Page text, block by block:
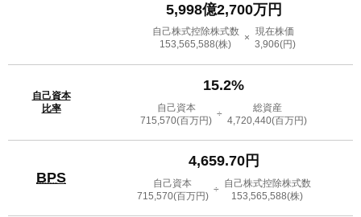
5,998億2,700万円
自己株式控除株式数
153,565,588(株)
×
現在株価
3,906(円)
自己資本
比率
15.2%
自己資本
715,570(百万円)
÷
総資産
4,720,440(百万円)
BPS
4,659.70円
自己資本
715,570(百万円)
÷
自己株式控除株式数
153,565,588(株)